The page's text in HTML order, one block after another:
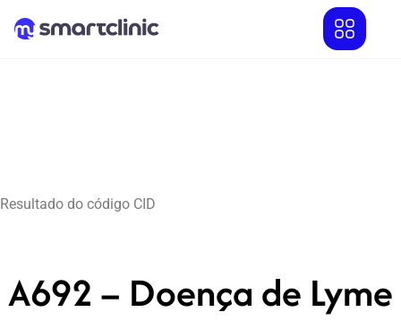
Resultado do código CID
A692 – Doença de Lyme